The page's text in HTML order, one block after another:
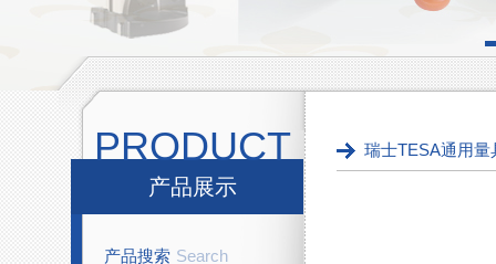
PRODUCT
产品展示
产品搜索 Search
瑞士TESA通用量